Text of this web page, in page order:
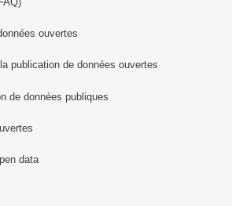
ouvertes
publication de données ouvertes
de données publiques
data